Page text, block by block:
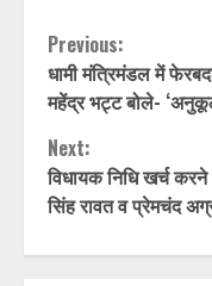
Continue
Reading
Previous:
धामी मंत्रिमंडल में
महेंद्र भट्ट बोले-
Next:
विधायक निधि खर्च
सिंह रावत व प्रेमचंद